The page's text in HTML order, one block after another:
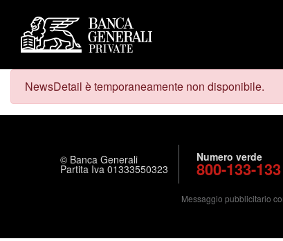
NewsDetail è temporaneamente non disponibile.
© Banca Generali
Partita Iva 01333550323
Numero verde
800-133-133
Messaggio pubblicitario